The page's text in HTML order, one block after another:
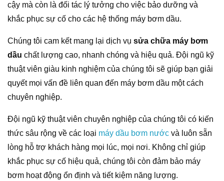
cậy mà còn là đối tác lý tưởng cho việc bảo dưỡng và
khắc phục sự cố cho các hệ thống máy bơm dầu.
Chúng tôi cam kết mang lại dịch vụ sửa chữa máy bơm
dầu chất lượng cao, nhanh chóng và hiệu quả. Đội ngũ kỹ
thuật viên giàu kinh nghiệm của chúng tôi sẽ giúp bạn giải
quyết mọi vấn đề liên quan đến máy bơm dầu một cách
chuyên nghiệp.
Đội ngũ kỹ thuật viên chuyên nghiệp của chúng tôi có kiến
thức sâu rộng về các loại máy dầu bơm nước và luôn sẵn
lòng hỗ trợ khách hàng mọi lúc, mọi nơi. Không chỉ giúp
khắc phục sự cố hiệu quả, chúng tôi còn đảm bảo máy
bơm hoạt động ổn định và tiết kiệm năng lượng.